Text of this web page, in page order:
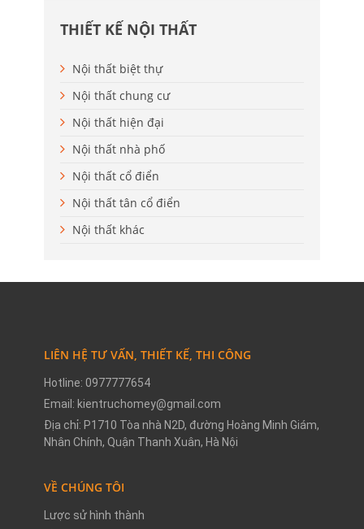
THIẾT KẾ NỘI THẤT
Nội thất biệt thự
Nội thất chung cư
Nội thất hiện đại
Nội thất nhà phố
Nội thất cổ điển
Nội thất tân cổ điển
Nội thất khác
LIÊN HỆ TƯ VẤN, THIẾT KẾ, THI CÔNG
Hotline: 0977777654
Email: kientruchomey@gmail.com
Địa chỉ: P1710 Tòa nhà N2D, đường Hoàng Minh Giám,
Nhân Chính, Quận Thanh Xuân, Hà Nội
VỀ CHÚNG TÔI
Lược sử hình thành